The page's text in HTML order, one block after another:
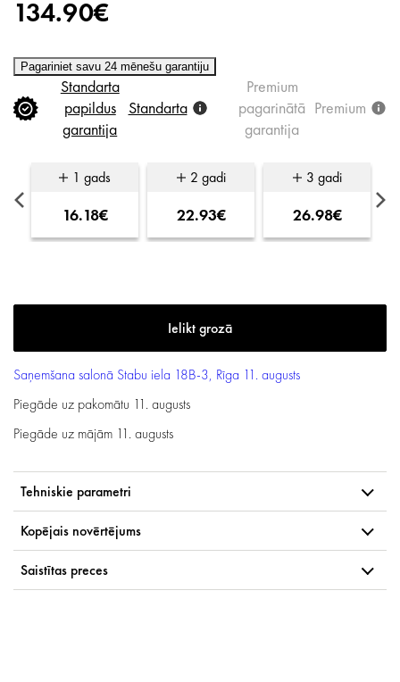
134.90€
Pagariniet savu 24 mēnešu garantiju
Standarta
papildus
garantija
Standarta
Premium
pagarinātā
garantija
Premium
1 gads
16.18€
2 gadi
22.93€
3 gadi
26.98€
Saņemšana salonā Stabu iela 18B-3, Rīga 11. augusts
Piegāde uz pakomātu 11. augusts
Piegāde uz mājām 11. augusts
Tehniskie parametri
Kopējais novērtējums
Saistītas preces